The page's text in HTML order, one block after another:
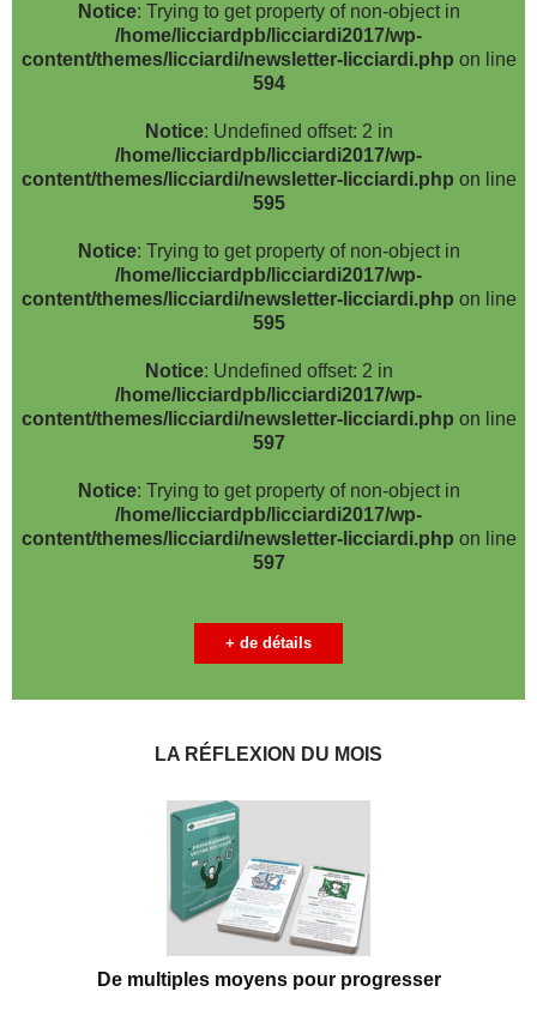
Notice: Trying to get property of non-object in
/home/licciardpb/licciardi2017/wp-
content/themes/licciardi/newsletter-licciardi.php on line
594
Notice: Undefined offset: 2 in
/home/licciardpb/licciardi2017/wp-
content/themes/licciardi/newsletter-licciardi.php on line
595
Notice: Trying to get property of non-object in
/home/licciardpb/licciardi2017/wp-
content/themes/licciardi/newsletter-licciardi.php on line
595
Notice: Undefined offset: 2 in
/home/licciardpb/licciardi2017/wp-
content/themes/licciardi/newsletter-licciardi.php on line
597
Notice: Trying to get property of non-object in
/home/licciardpb/licciardi2017/wp-
content/themes/licciardi/newsletter-licciardi.php on line
597
+ de détails
LA RÉFLEXION DU MOIS
De multiples moyens pour progresser